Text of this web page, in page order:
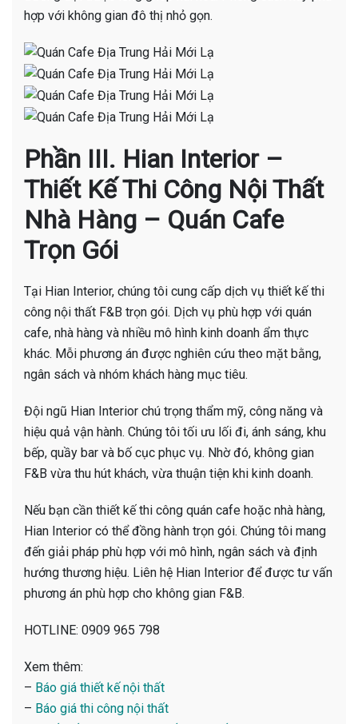
hợp với không gian đô thị nhỏ gọn.
Phần III. Hian Interior –
Thiết Kế Thi Công Nội Thất
Nhà Hàng – Quán Cafe
Trọn Gói
Tại Hian Interior, chúng tôi cung cấp dịch vụ thiết kế thi
công nội thất F&B trọn gói. Dịch vụ phù hợp với quán
cafe, nhà hàng và nhiều mô hình kinh doanh ẩm thực
khác. Mỗi phương án được nghiên cứu theo mặt bằng,
ngân sách và nhóm khách hàng mục tiêu.
Đội ngũ Hian Interior chú trọng thẩm mỹ, công năng và
hiệu quả vận hành. Chúng tôi tối ưu lối đi, ánh sáng, khu
bếp, quầy bar và bố cục phục vụ. Nhờ đó, không gian
F&B vừa thu hút khách, vừa thuận tiện khi kinh doanh.
Nếu bạn cần thiết kế thi công quán cafe hoặc nhà hàng,
Hian Interior có thể đồng hành trọn gói. Chúng tôi mang
đến giải pháp phù hợp với mô hình, ngân sách và định
hướng thương hiệu. Liên hệ Hian Interior để được tư vấn
phương án phù hợp cho không gian F&B.
HOTLINE: 0909 965 798
Xem thêm:
– Báo giá thiết kế nội thất
– Báo giá thi công nội thất